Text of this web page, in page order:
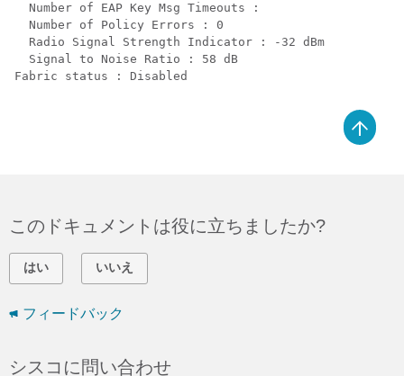
  Number of EAP Key Msg Timeouts :
  Number of Policy Errors : 0
  Radio Signal Strength Indicator : -32 dBm
  Signal to Noise Ratio : 58 dB
Fabric status : Disabled
このドキュメントは役に立ちましたか?
はい いいえ
フィードバック
シスコに問い合わせ